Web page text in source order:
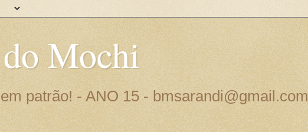
Mochi
patrão! - ANO 15 - bmsarandi@gmail.com